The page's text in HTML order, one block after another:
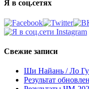
Я в соц.сетях
Свежие записи
Ши Найань / Ло
Результат